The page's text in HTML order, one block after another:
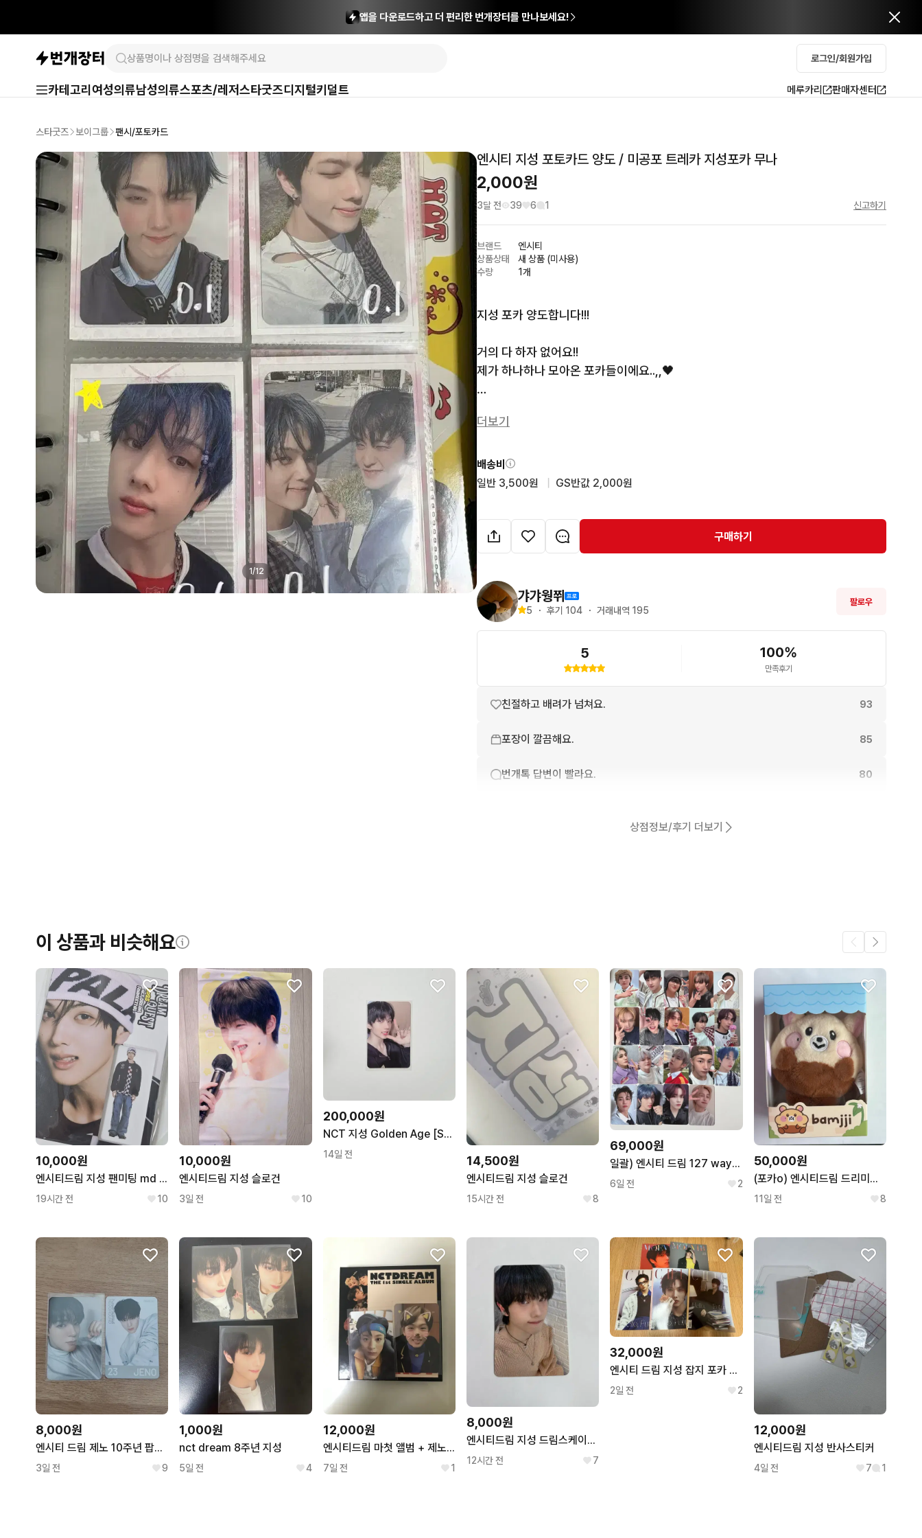
앱을 다운로드하고 더 편리한 번개장터를 만나보세요!
로그인/회원가입
카테고리 여성의류남성의류스포츠/레저스타굿즈디지털키덜트 메루카리 판매자센터
스타굿즈 보이그룹 팬시/포토카드
1/12
엔시티 지성 포토카드 양도 / 미공포 트레카 지성포카 무나
2,000원
3달 전 39 6 1 신고하기
브랜드
엔시티
상품상태
새 상품 (미사용)
수량
1개
지성 포카 양도합니다!!!
거의 다 하자 없어요!!
제가 하나하나 모아온 포카들이에요..,,🖤
한개 구매가능!!, 폭덤 🫰🫰
| 연락주시면 따로 결제창 만들어드려요☺️☺️
더보기
배송비
일반 3,500원
GS반값 2,000원
구매하기
갸갸웡쮜
5 ・ 후기 104 ・ 거래내역 195
팔로우
5 100%
만족후기
친절하고 배려가 넘쳐요. 93
포장이 깔끔해요. 85
번개톡 답변이 빨라요. 80
무리한 네고를 하지 않아요. 3
꼭 필요한 문의만 해요.
상점정보/후기 더보기
이 상품과 비슷해요
10,000원
엔시티드림 지성 팬미팅 md 엽서 세트
19시간 전 10
10,000원
엔시티드림 지성 슬로건
3일 전 10
200,000원
NCT 지성 Golden Age [SM STORE 특전]
14일 전 14,500원
엔시티드림 지성 슬로건
15시간 전 8
69,000원
일괄) 엔시티 드림 127 wayv 미공포 포카 도영 텐 마크 제노 지성
6일 전 2
50,000원
(포카o) 엔시티드림 드리미즈 밤찌 지성 인형
11일 전 8
8,000원
엔시티 드림 제노 10주년 팝업 5만원 포카 트레카 포토카드
3일 전 9
1,000원
nct dream 8주년 지성
5일 전 4
12,000원
엔시티드림 마첫 앨범 + 제노 지성 포카
7일 전 1
8,000원
엔시티드림 지성 드림스케이프 DREAMSCAPE 애플뮤직 미공포 포카
12시간 전 7
32,000원
엔시티 드림 지성 잡지 포카 포함 moevir 앨범
2일 전 2
12,000원
엔시티드림 지성 반사스티커
4일 전 7 1